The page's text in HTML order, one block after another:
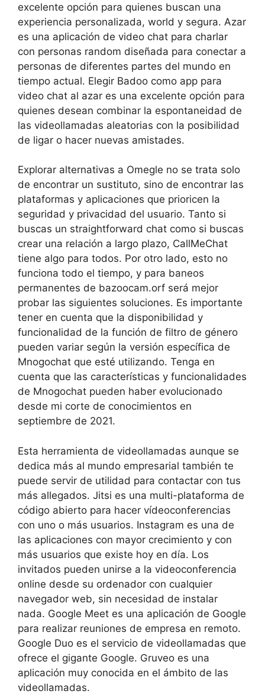
excelente opción para quienes buscan una
experiencia personalizada, world y segura. Azar
es una aplicación de video chat para charlar
con personas random diseñada para conectar a
personas de diferentes partes del mundo en
tiempo actual. Elegir Badoo como app para
video chat al azar es una excelente opción para
quienes desean combinar la espontaneidad de
las videollamadas aleatorias con la posibilidad
de ligar o hacer nuevas amistades.
Explorar alternativas a Omegle no se trata solo
de encontrar un sustituto, sino de encontrar las
plataformas y aplicaciones que prioricen la
seguridad y privacidad del usuario. Tanto si
buscas un straightforward chat como si buscas
crear una relación a largo plazo, CallMeChat
tiene algo para todos. Por otro lado, esto no
funciona todo el tiempo, y para baneos
permanentes de bazoocam.orf será mejor
probar las siguientes soluciones. Es importante
tener en cuenta que la disponibilidad y
funcionalidad de la función de filtro de género
pueden variar según la versión específica de
Mnogochat que esté utilizando. Tenga en
cuenta que las características y funcionalidades
de Mnogochat pueden haber evolucionado
desde mi corte de conocimientos en
septiembre de 2021.
Esta herramienta de videollamadas aunque se
dedica más al mundo empresarial también te
puede servir de utilidad para contactar con tus
más allegados. Jitsi es una multi-plataforma de
código abierto para hacer vídeoconferencias
con uno o más usuarios. Instagram es una de
las aplicaciones con mayor crecimiento y con
más usuarios que existe hoy en día. Los
invitados pueden unirse a la videoconferencia
online desde su ordenador con cualquier
navegador web, sin necesidad de instalar
nada. Google Meet es una aplicación de Google
para realizar reuniones de empresa en remoto.
Google Duo es el servicio de videollamadas que
ofrece el gigante Google. Gruveo es una
aplicación muy conocida en el ámbito de las
videollamadas.